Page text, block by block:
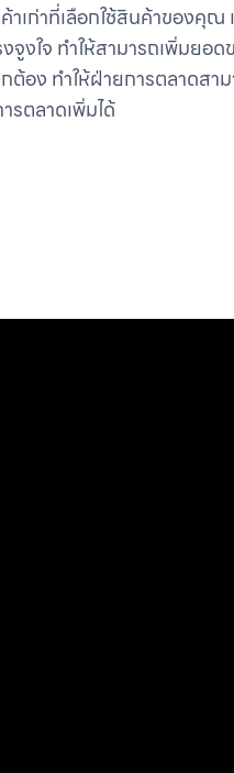
าเก่าที่เลือกใช้สินค้าของคุณ
จูงใจ ทำให้สามารถเพิ่มยอ
ต้อง ทำให้ฝ่ายการตลาดสา
รตลาดเพิ่มได้